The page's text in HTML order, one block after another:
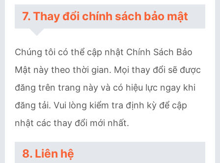
7. Thay đổi chính sách bảo mật
Chúng tôi có thể cập nhật Chính Sách Bảo
Mật này theo thời gian. Mọi thay đổi sẽ được
đăng trên trang này và có hiệu lực ngay khi
đăng tải. Vui lòng kiểm tra định kỳ để cập
nhật các thay đổi mới nhất.
8. Liên hệ